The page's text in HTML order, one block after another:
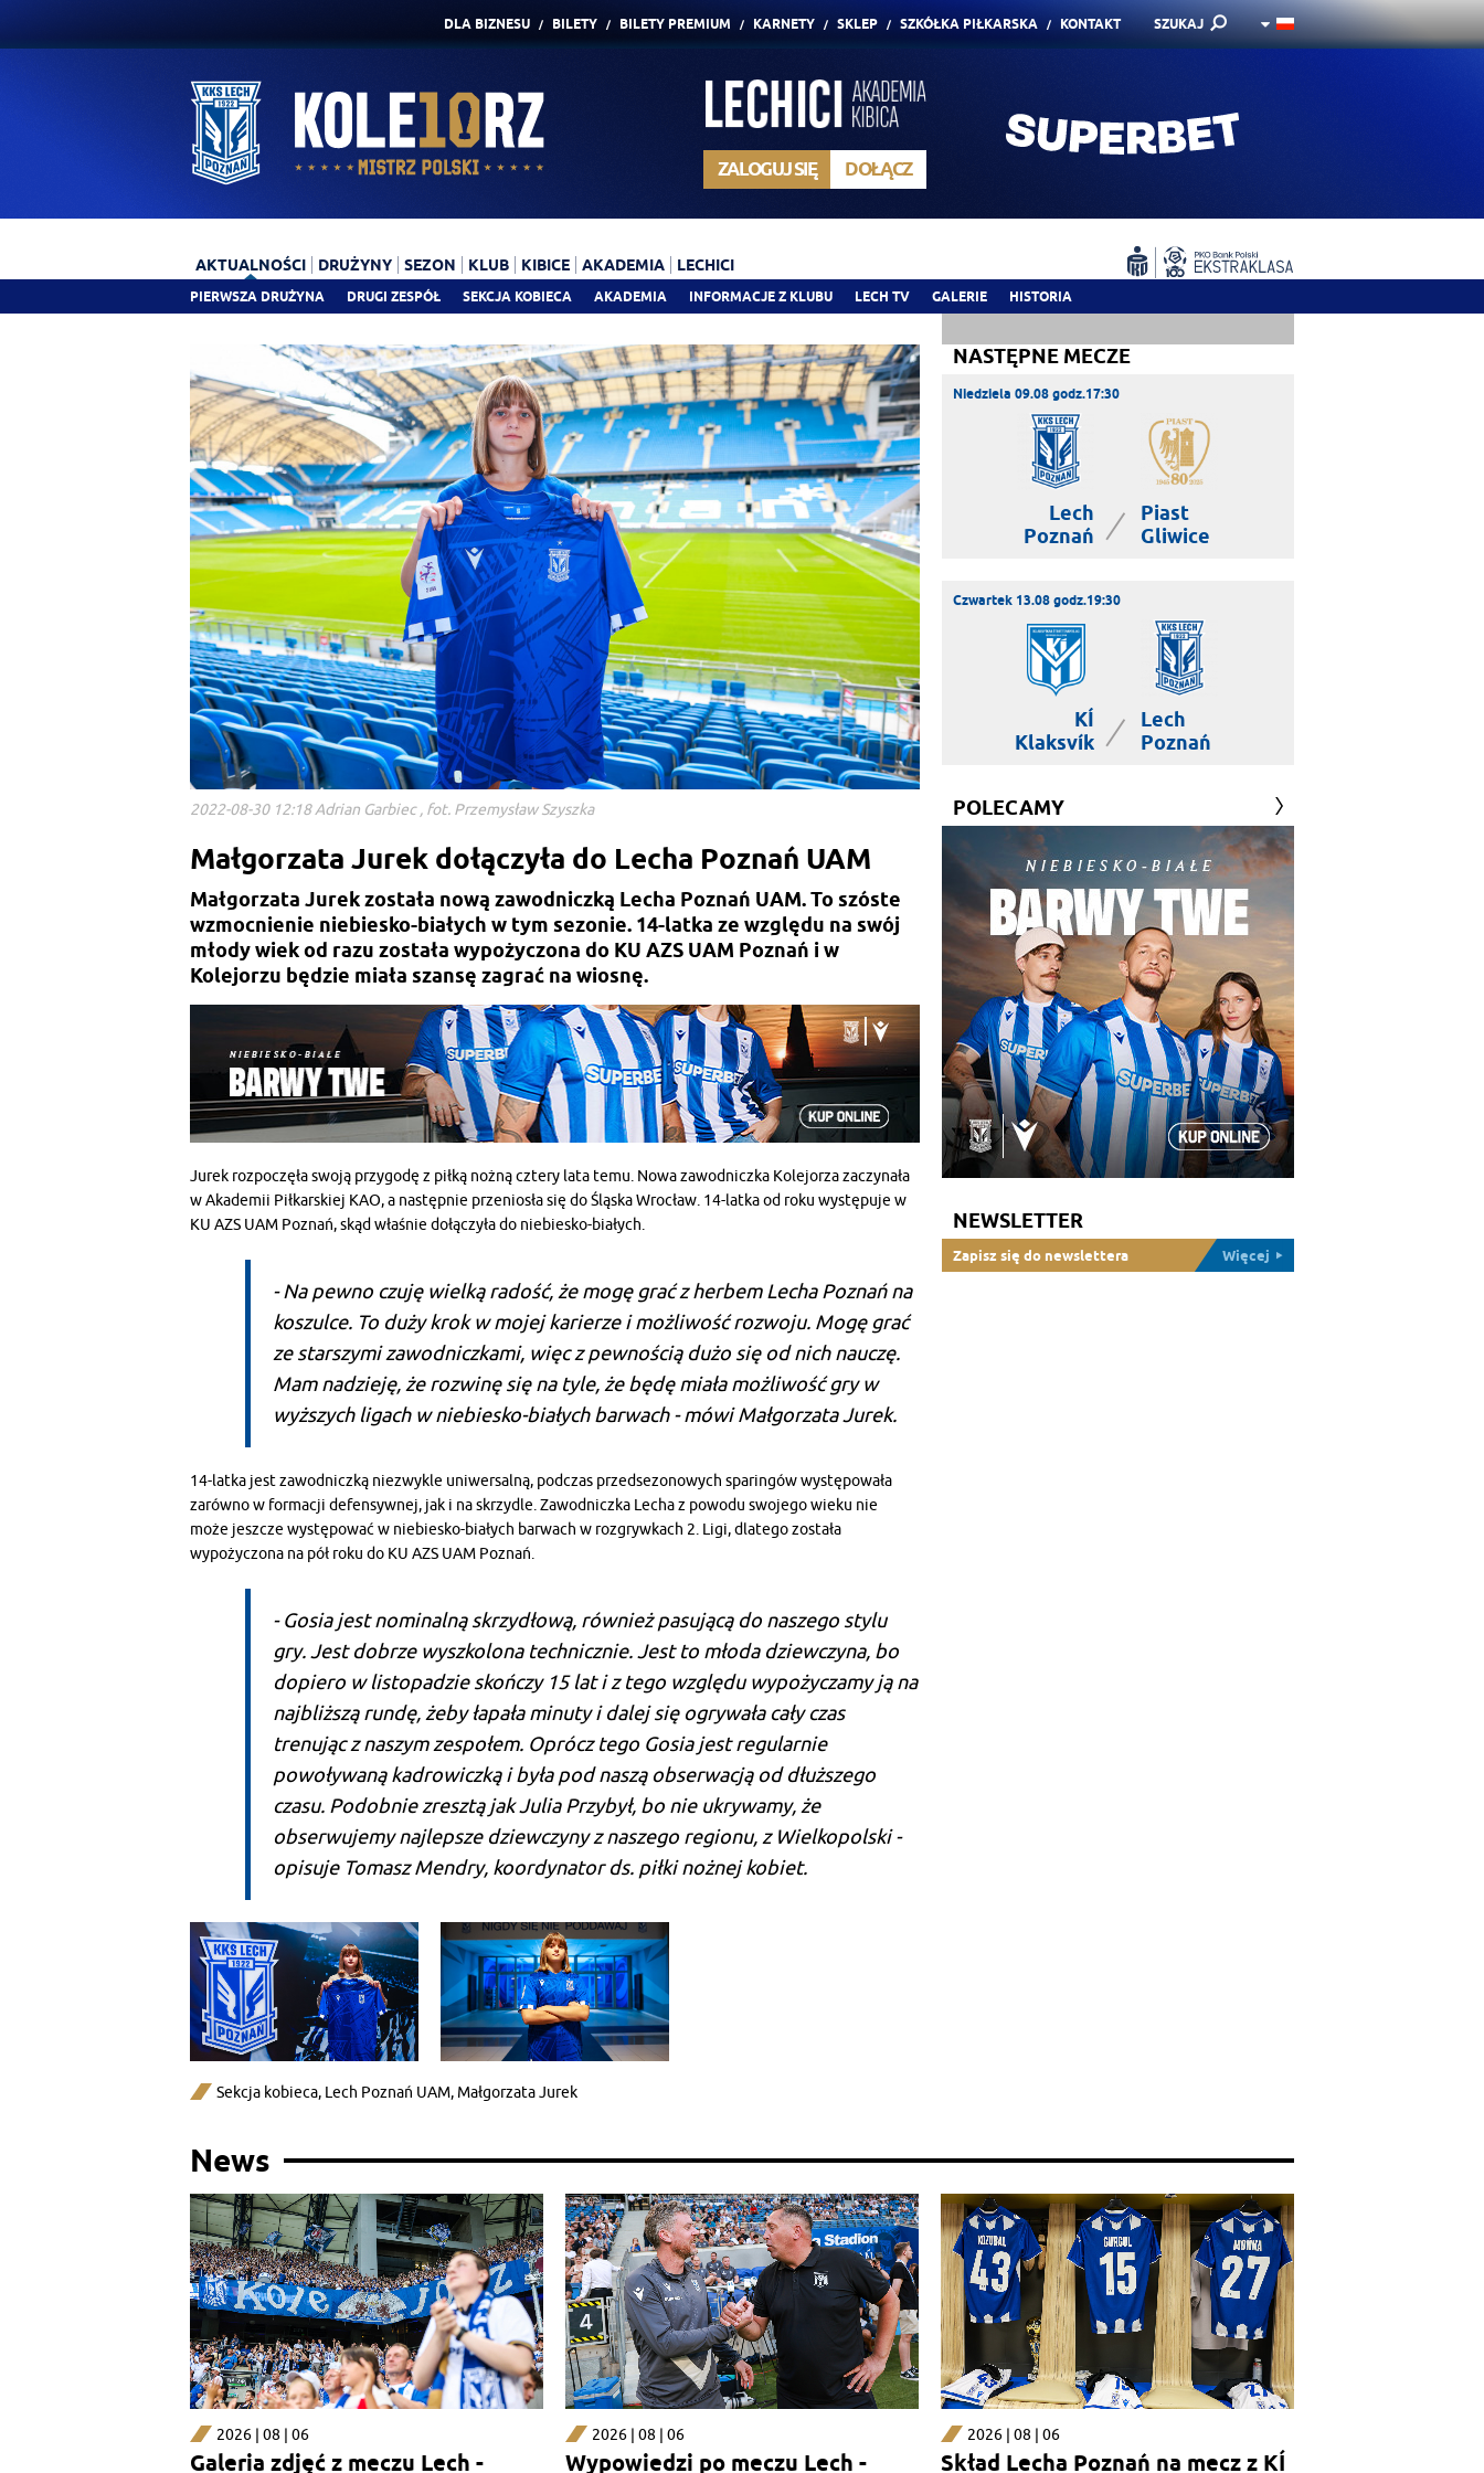
DLA BIZNESU BILETY BILETY PREMIUM KARNETY SKLEP SZKÓŁKA PIŁKARSKA KONTAKT SZUKAJ
ZALOGUJ SIĘ DOŁĄCZ
AKTUALNOŚCI
PIERWSZA DRUŻYNA DRUGI ZESPÓŁ SEKCJA KOBIECA AKADEMIA INFORMACJE Z KLUBU LECH TV GALERIE HISTORIA
DRUŻYNY SEZON KLUB KIBICE AKADEMIA LECHICI
2022-08-30 12:18 Adrian Garbiec , fot. Przemysław Szyszka
Małgorzata Jurek dołączyła do Lecha Poznań UAM
Małgorzata Jurek została nową zawodniczką Lecha Poznań UAM. To szóste
wzmocnienie niebiesko-białych w tym sezonie. 14-latka ze względu na swój
młody wiek od razu została wypożyczona do KU AZS UAM Poznań i w
Kolejorzu będzie miała szansę zagrać na wiosnę.
Jurek rozpoczęła swoją przygodę z piłką nożną cztery lata temu. Nowa zawodniczka Kolejorza zaczynała
w Akademii Piłkarskiej KAO, a następnie przeniosła się do Śląska Wrocław. 14-latka od roku występuje w
KU AZS UAM Poznań, skąd właśnie dołączyła do niebiesko-białych.
- Na pewno czuję wielką radość, że mogę grać z herbem Lecha Poznań na
koszulce. To duży krok w mojej karierze i możliwość rozwoju. Mogę grać
ze starszymi zawodniczkami, więc z pewnością dużo się od nich nauczę.
Mam nadzieję, że rozwinę się na tyle, że będę miała możliwość gry w
wyższych ligach w niebiesko-białych barwach - mówi Małgorzata Jurek.
14-latka jest zawodniczką niezwykle uniwersalną, podczas przedsezonowych sparingów występowała
zarówno w formacji defensywnej, jak i na skrzydle. Zawodniczka Lecha z powodu swojego wieku nie
może jeszcze występować w niebiesko-białych barwach w rozgrywkach 2. Ligi, dlatego została
wypożyczona na pół roku do KU AZS UAM Poznań.
- Gosia jest nominalną skrzydłową, również pasującą do naszego stylu
gry. Jest dobrze wyszkolona technicznie. Jest to młoda dziewczyna, bo
dopiero w listopadzie skończy 15 lat i z tego względu wypożyczamy ją na
najbliższą rundę, żeby łapała minuty i dalej się ogrywała cały czas
trenując z naszym zespołem. Oprócz tego Gosia jest regularnie
powoływaną kadrowiczką i była pod naszą obserwacją od dłuższego
czasu. Podobnie zresztą jak Julia Przybył, bo nie ukrywamy, że
obserwujemy najlepsze dziewczyny z naszego regionu, z Wielkopolski -
opisuje Tomasz Mendry, koordynator ds. piłki nożnej kobiet.
Sekcja kobieca, Lech Poznań UAM, Małgorzata Jurek
NASTĘPNE MECZE
Niedziela 09.08 godz.17:30
Lech
Poznań
|
Piast
Gliwice
Czwartek 13.08 godz.19:30
KÍ
Klaksvík
|
Lech
Poznań
POLECAMY
NEWSLETTER
Zapisz się do newslettera Więcej
News
2026 | 08 | 06
Galeria zdjęć z meczu Lech -
2026 | 08 | 06
Wypowiedzi po meczu Lech -
2026 | 08 | 06
Skład Lecha Poznań na mecz z KÍ